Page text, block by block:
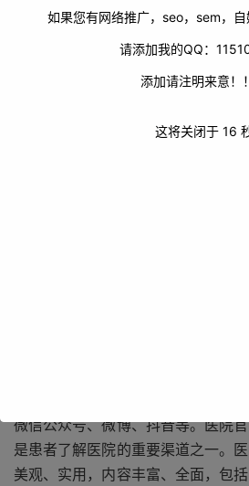
始通过网络寻找医疗服务。因此，
销推广，提高自身的知名度和美誉
微信公众号、微博、抖音等。医院
是患者了解医院的重要渠道之一。
美观、实用，内容丰富、全面，包
如果您有网络推广，seo，sem，
请添加我的QQ：
添加请注明来意！
这将关闭于 16